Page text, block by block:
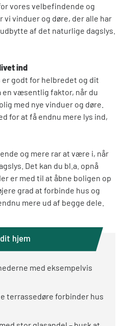
vores velbefindende og
vi vinduer og døre, der alle har
af det naturlige dagslys.
ind
godt for helbredet og dit
en væsentlig faktor, når du
med nye vinduer og døre.
for at få endnu mere lys ind,
og mere rar at være i, når
Det kan du bl.a. opnå
er med til at åbne boligen op
grad at forbinde hus og
mere ud af begge dele.
hjem
med eksempelvis
terrassedøre forbinder hus